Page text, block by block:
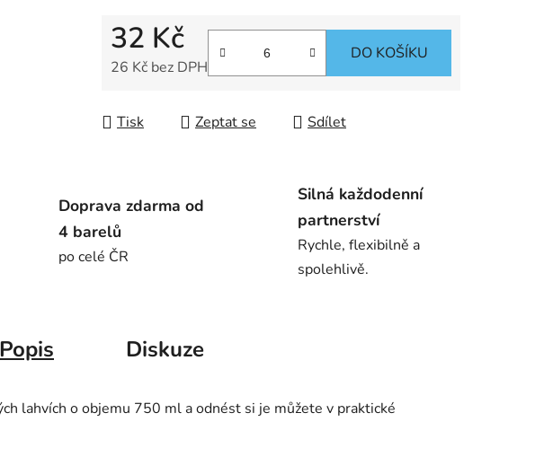
32 Kč
26 Kč bez DPH
DO KOŠÍKU
Tisk Zeptat se Sdílet
Doprava zdarma od
4 barelů
po celé ČR
Silná každodenní
partnerství
Rychle, flexibilně a
spolehlivě.
Popis Diskuze
lahvích o objemu 750 ml a odnést si je můžete v praktické